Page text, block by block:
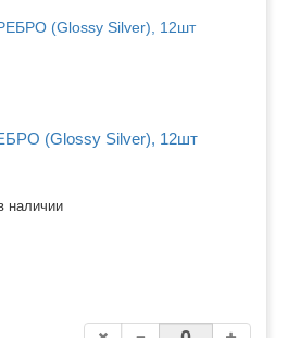
(Glossy Silver), 12шт
наличии